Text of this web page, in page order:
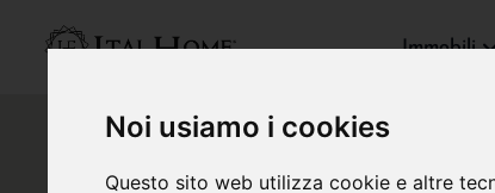
Noi usiamo i cookies
Questo sito web utilizza cookie e altre
Immobili